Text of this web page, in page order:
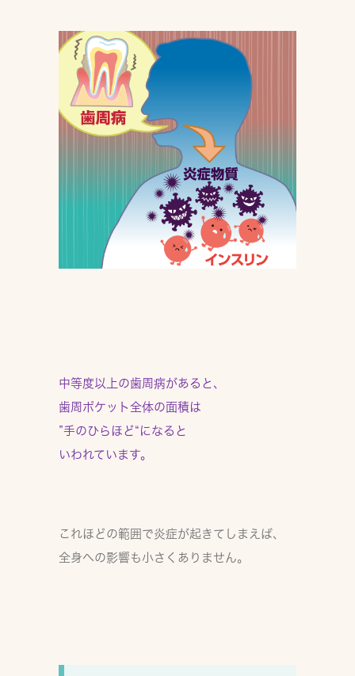
中等度以上の歯周病があると、
歯周ポケット全体の面積は
”手のひらほど“ になると
いわれています。
これほどの範囲で炎症が起きてしまえば、
全身への影響も小さくありません。